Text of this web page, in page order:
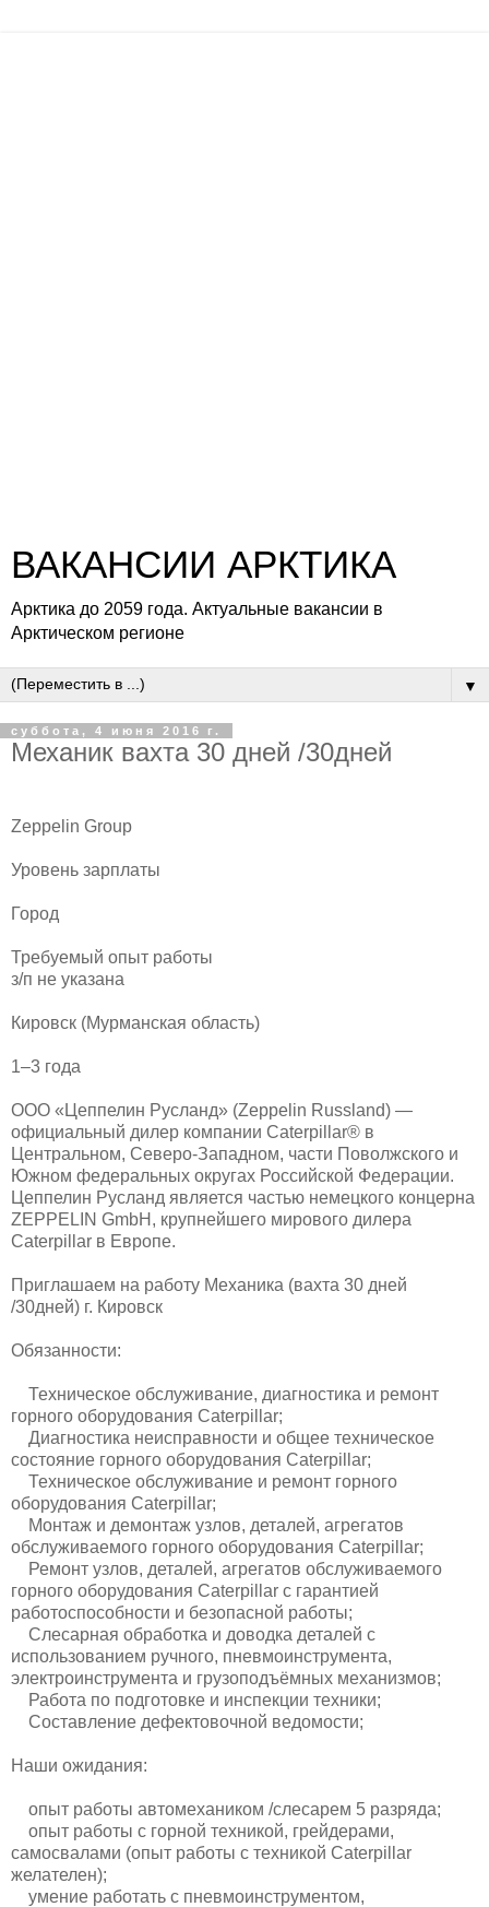
ВАКАНСИИ АРКТИКА
Арктика до 2059 года. Актуальные вакансии в
Арктическом регионе
▼
суббота, 4 июня 2016 г.
Механик вахта 30 дней /30дней
Zeppelin Group
Уровень зарплаты
Город
Требуемый опыт работы
з/п не указана
Кировск (Мурманская область)
1–3 года
ООО «Цеппелин Русланд» (Zeppelin Russland) —
официальный дилер компании Caterpillar® в
Центральном, Северо-Западном, части Поволжского и
Южном федеральных округах Российской Федерации.
Цеппелин Русланд является частью немецкого концерна
ZEPPELIN GmbH, крупнейшего мирового дилера
Caterpillar в Европе.
Приглашаем на работу Механика (вахта 30 дней
/30дней) г. Кировск
Обязанности:
Техническое обслуживание, диагностика и ремонт
горного оборудования Caterpillar;
Диагностика неисправности и общее техническое
состояние горного оборудования Caterpillar;
Техническое обслуживание и ремонт горного
оборудования Caterpillar;
Монтаж и демонтаж узлов, деталей, агрегатов
обслуживаемого горного оборудования Caterpillar;
Ремонт узлов, деталей, агрегатов обслуживаемого
горного оборудования Caterpillar с гарантией
работоспособности и безопасной работы;
Слесарная обработка и доводка деталей с
использованием ручного, пневмоинструмента,
электроинструмента и грузоподъёмных механизмов;
Работа по подготовке и инспекции техники;
Составление дефектовочной ведомости;
Наши ожидания:
опыт работы автомехаником /слесарем 5 разряда;
опыт работы с горной техникой, грейдерами,
самосвалами (опыт работы с техникой Caterpillar
желателен);
умение работать с пневмоинструментом,